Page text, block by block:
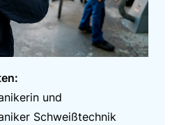
und
Schweißtechnik